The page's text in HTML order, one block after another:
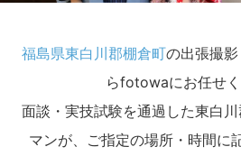
福島県東白川郡棚倉町の出張撮
らfotowaにお任せく
面談・実技試験を通過した東白
マンが、ご指定の場所・時間に